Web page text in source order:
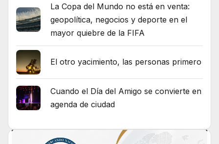
La Copa del Mundo no está en venta:
geopolítica, negocios y deporte en el
mayor quiebre de la FIFA
El otro yacimiento, las personas primero
Cuando el Día del Amigo se convierte en
agenda de ciudad